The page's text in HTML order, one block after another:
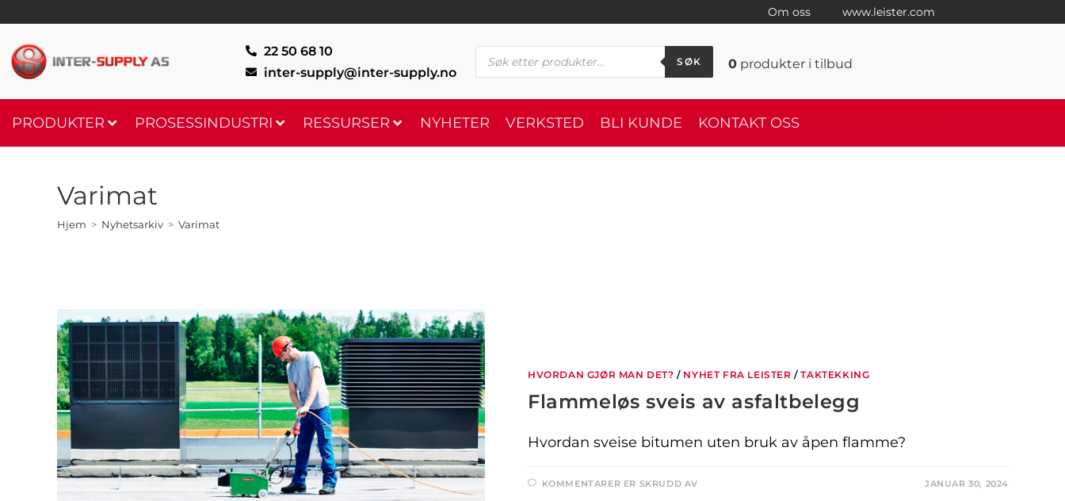
Om oss www.leister.com
22 50 68 10
inter-supply@inter-supply.no
SØK 0 produkter i tilbud
PRODUKTER PROSESSINDUSTRI RESSURSER NYHETER VERKSTED BLI KUNDE KONTAKT OSS
Varimat
Hjem > Nyhetsarkiv > Varimat
HVORDAN GJØR MAN DET? / NYHET FRA LEISTER /TAKTEKKING
Flammeløs sveis av asfaltbelegg
Hvordan sveise bitumen uten bruk av åpen flamme?
KOMMENTARER ER SKRUDD AV JANUAR 30, 2024